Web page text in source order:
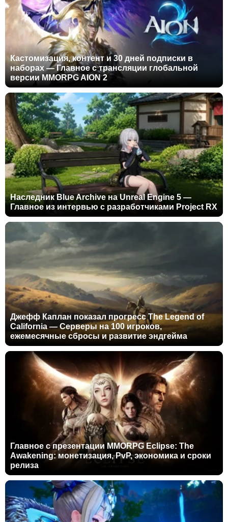
Кастомизация, контент и 30 дней подписки в
наборах — Главное с трансляции глобальной
версии MMORPG AION 2
Наследник Blue Archive на Unreal Engine 5 —
Главное из интервью с разработчиками Project RX
Джефф Каплан показал прогресс The Legend of
California — Серверы на 100 игроков,
ежемесячные сбросы и развитие эндгейма
Главное с презентации MMORPG Eclipse: The
Awakening: монетизация, PvP, экономика и сроки
релиза